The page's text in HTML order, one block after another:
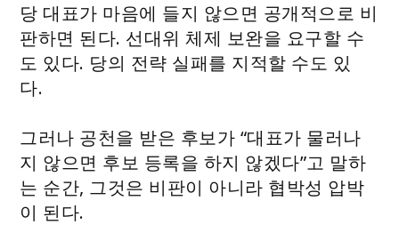
당 대표가 마음에 들지 않으면 공개적으로 비
판하면 된다. 선대위 체제 보완을 요구할 수
도 있다. 당의 전략 실패를 지적할 수도 있
다.
그러나 공천을 받은 후보가 “대표가 물러나
지 않으면 후보 등록을 하지 않겠다”고 말하
는 순간, 그것은 비판이 아니라 협박성 압박
이 된다.